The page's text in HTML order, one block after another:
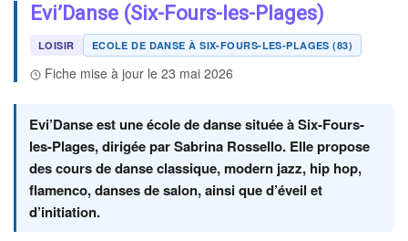
Evi’Danse (Six-Fours-les-Plages)
LOISIR ECOLE DE DANSE À SIX-FOURS-LES-PLAGES (83)
Fiche mise à jour le 23 mai 2026
Evi’Danse est une école de danse située à Six-Fours-
les-Plages, dirigée par Sabrina Rossello. Elle propose
des cours de danse classique, modern jazz, hip hop,
flamenco, danses de salon, ainsi que d’éveil et
d’initiation.